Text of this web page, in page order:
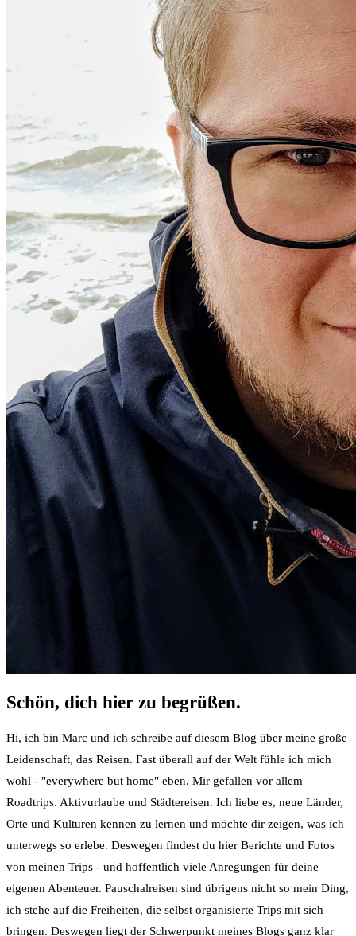
Schön, dich hier zu begrüßen.
Hi, ich bin Marc und ich schreibe auf diesem Blog über meine große
Leidenschaft, das Reisen. Fast überall auf der Welt fühle ich mich
wohl - "everywhere but home" eben. Mir gefallen vor allem
Roadtrips. Aktivurlaube und Städtereisen. Ich liebe es, neue Länder,
Orte und Kulturen kennen zu lernen und möchte dir zeigen, was ich
unterwegs so erlebe. Deswegen findest du hier Berichte und Fotos
von meinen Trips - und hoffentlich viele Anregungen für deine
eigenen Abenteuer. Pauschalreisen sind übrigens nicht so mein Ding,
ich stehe auf die Freiheiten, die selbst organisierte Trips mit sich
bringen. Deswegen liegt der Schwerpunkt meines Blogs ganz klar